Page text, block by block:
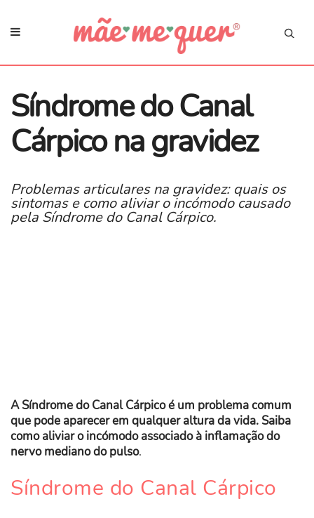
Síndrome do Canal
Cárpico na gravidez
Problemas articulares na gravidez: quais os
sintomas e como aliviar o incómodo causado
pela Síndrome do Canal Cárpico.
A Síndrome do Canal Cárpico é um problema comum
que pode aparecer em qualquer altura da vida. Saiba
como aliviar o incómodo associado à inflamação do
nervo mediano do pulso.
Síndrome do Canal Cárpico